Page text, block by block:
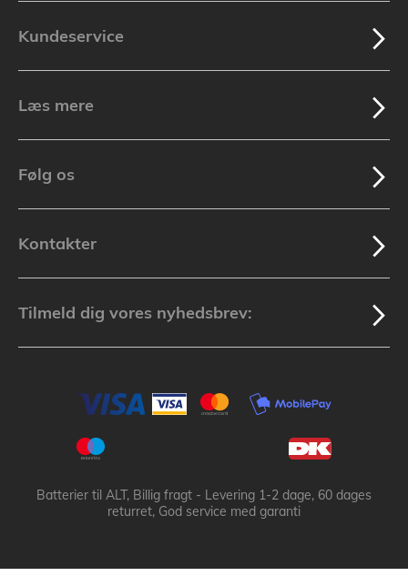
Kundeservice
Læs mere
Følg os
Kontakter
Tilmeld dig vores nyhedsbrev:
Batterier til ALT, Billig fragt - Levering 1-2 dage, 60 dages
returret, God service med garanti